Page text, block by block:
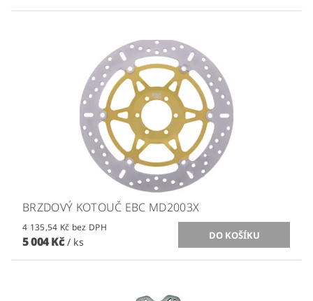
BRZDOVÝ KOTOUČ EBC MD2003X
4 135,54 Kč bez DPH
5 004 Kč / ks